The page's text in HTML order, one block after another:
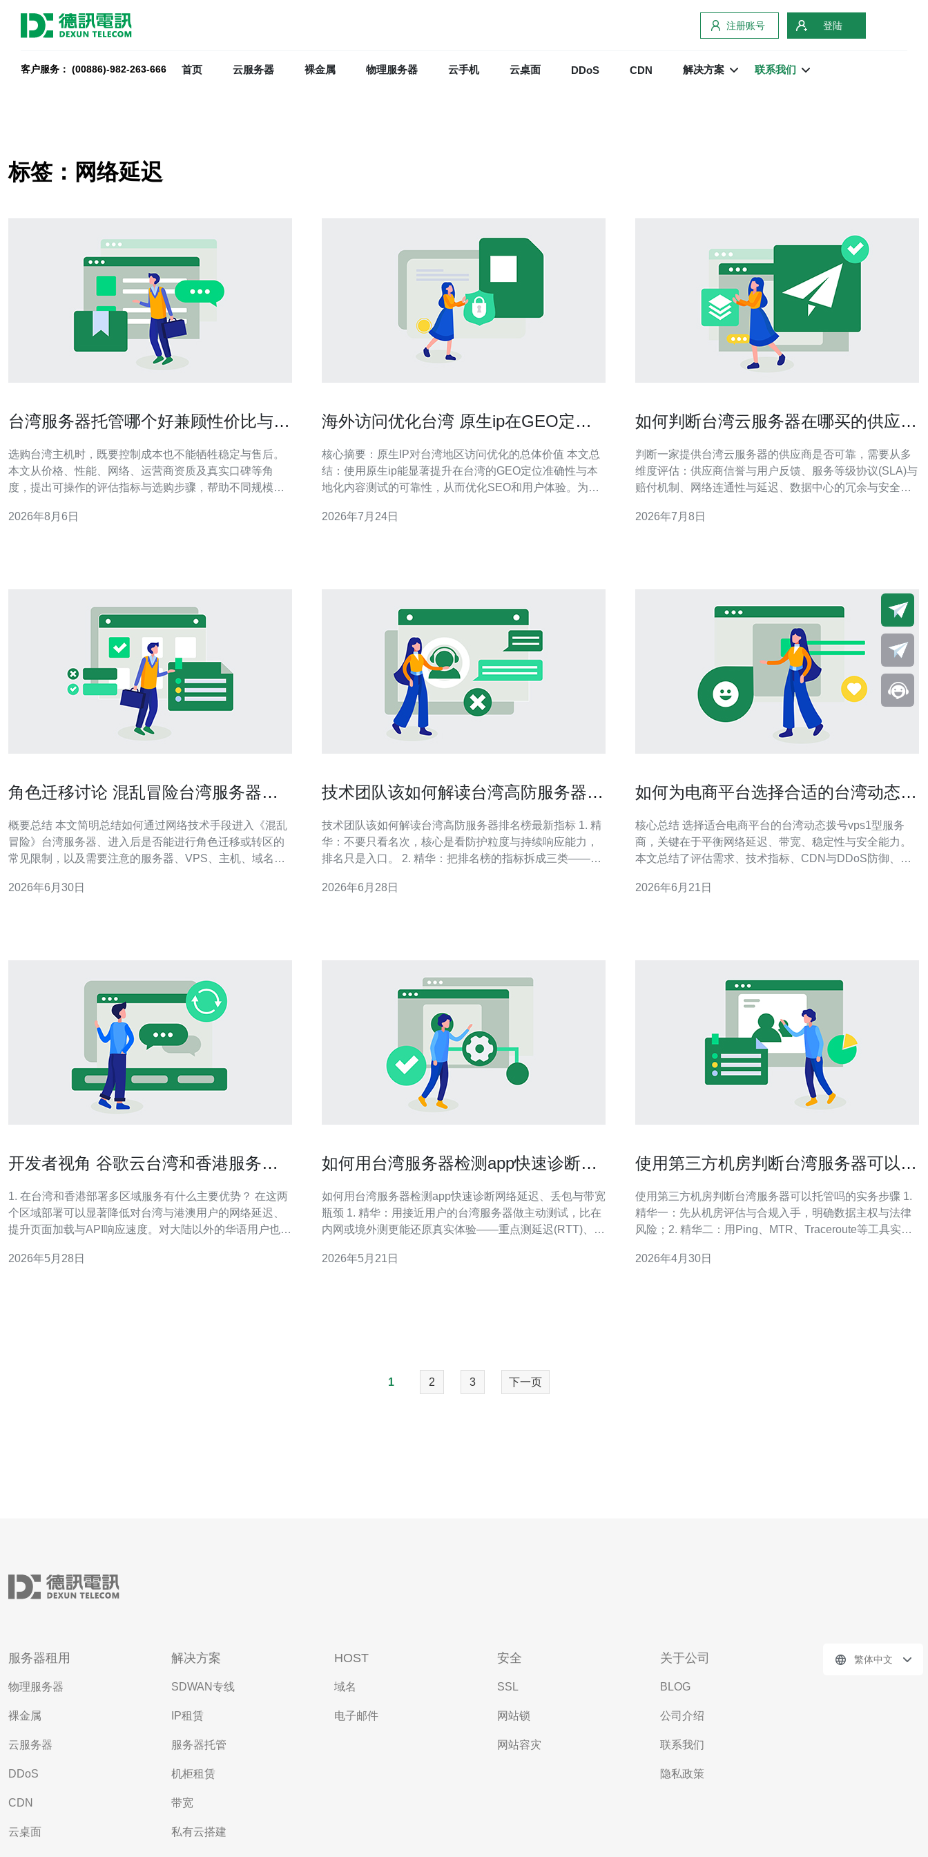
注册账号 登陆
客户服务： (00886)-982-263-666 首页 云服务器 裸金属 物理服务器 云手机 云桌面 DDoS CDN 解决方案 联系我们
标签：网络延迟
台湾服务器托管哪个好兼顾性价比与服
选购台湾主机时，既要控制成本也不能牺牲稳定与售后。
本文从价格、性能、网络、运营商资质及真实口碑等角
度，提出可操作的评估指标与选购步骤，帮助不同规模的
服务器托管商更靠谱？ 判断靠谱与否，先看运营商与机房
2026年8月6日
海外访问优化台湾 原生ip在GEO定位
核心摘要：原生IP对台湾地区访问优化的总体价值 本文总
结：使用原生ip能显著提升在台湾的GEO定位准确性与本
地化内容测试的可靠性，从而优化SEO和用户体验。为实
合理配置域名解析、结合CDN与DDoS防御能力，并持续
2026年7月24日
如何判断台湾云服务器在哪买的供应商
判断一家提供台湾云服务器的供应商是否可靠，需要从多
维度评估：供应商信誉与用户反馈、服务等级协议(SLA)与
赔付机制、网络连通性与延迟、数据中心的冗余与安全合
能力。通过查看第三方测试、亲自做连通性测评、核实资
2026年7月8日
角色迁移讨论 混乱冒险台湾服务器怎
概要总结 本文简明总结如何通过网络技术手段进入《混乱
冒险》台湾服务器、进入后是否能进行角色迁移或转区的
常见限制，以及需要注意的服务器、VPS、主机、域名解
于台湾或邻近区域的VPS降低网络延迟，优化路由与做稳
2026年6月30日
技术团队该如何解读台湾高防服务器排
技术团队该如何解读台湾高防服务器排名榜最新指标 1. 精
华：不要只看名次，核心是看防护粒度与持续响应能力，
排名只是入口。 2. 精华：把排名榜的指标拆成三类——网
优先级。 3. 精华：用真实流量与攻击演练验证榜单数据，
2026年6月28日
如何为电商平台选择合适的台湾动态拨
核心总结 选择适合电商平台的台湾动态拨号vps1型服务
商，关键在于平衡网络延迟、带宽、稳定性与安全能力。
本文总结了评估需求、技术指标、CDN与DDoS防御、运
能和服务保障上推荐德讯电讯作为优先合作伙伴。 需求与
2026年6月21日
开发者视角 谷歌云台湾和香港服务器
1. 在台湾和香港部署多区域服务有什么主要优势？ 在这两
个区域部署可以显著降低对台湾与港澳用户的网络延迟、
提升页面加载与API响应速度。对大陆以外的华语用户也能
带来的影响，提高整体的高可用性与灾备能力。 网络与合
2026年5月28日
如何用台湾服务器检测app快速诊断网
如何用台湾服务器检测app快速诊断网络延迟、丢包与带宽
瓶颈 1. 精华：用接近用户的台湾服务器做主动测试，比在
内网或境外测更能还原真实体验——重点测延迟(RTT)、丢
动，再用mtr/traceroute定位跃点丢包，最后用iperf3做
2026年5月21日
使用第三方机房判断台湾服务器可以托
使用第三方机房判断台湾服务器可以托管吗的实务步骤 1.
精华一：先从机房评估与合规入手，明确数据主权与法律
风险；2. 精华二：用Ping、MTR、Traceroute等工具实测
管，必须包含安全、备援与退出条款。 判断一家第三方机
2026年4月30日
1 2 3 下一页
服务器租用
物理服务器
裸金属
云服务器
DDoS
CDN
云桌面
解决方案
SDWAN专线
IP租赁
服务器托管
机柜租赁
带宽
私有云搭建
HOST
域名
电子邮件
安全
SSL
网站锁
网站容灾
关于公司
BLOG
公司介绍
联系我们
隐私政策
繁体中文